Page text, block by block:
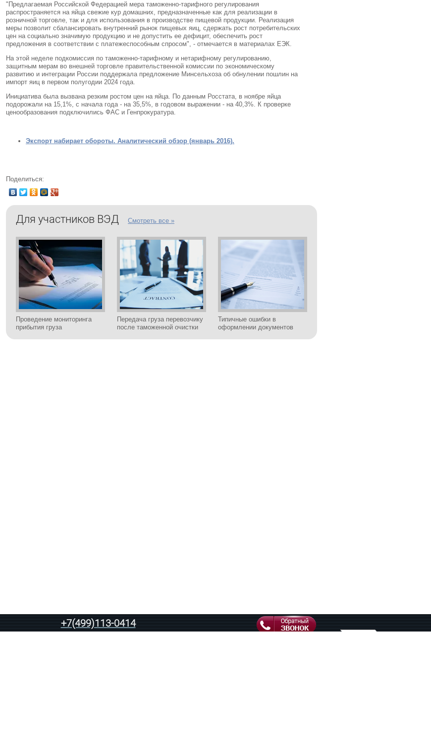
"Предлагаемая Российской Федерацией мера таможенно-тарифного регулирования
распространяется на яйца свежие кур домашних, предназначенные как для реализации в
розничной торговле, так и для использования в производстве пищевой продукции. Реализация
меры позволит сбалансировать внутренний рынок пищевых яиц, сдержать рост потребительских
цен на социально значимую продукцию и не допустить ее дефицит, обеспечить рост
предложения в соответствии с платежеспособным спросом", - отмечается в материалах ЕЭК.
На этой неделе подкомиссия по таможенно-тарифному и нетарифному регулированию,
защитным мерам во внешней торговле правительственной комиссии по экономическому
развитию и интеграции России поддержала предложение Минсельхоза об обнулении пошлин на
импорт яиц в первом полугодии 2024 года.
Инициатива была вызвана резким ростом цен на яйца. По данным Росстата, в ноябре яйца
подорожали на 15,1%, с начала года - на 35,5%, в годовом выражении - на 40,3%. К проверке
ценообразования подключились ФАС и Генпрокуратура.
Экспорт набирает обороты. Аналитический обзор (январь 2016).
Поделиться:
Для участников ВЭД Смотреть все »
Проведение мониторинга
прибытия груза
Передача груза перевозчику
после таможенной очистки
Типичные ошибки в
оформлении документов
+7(499)113-0414